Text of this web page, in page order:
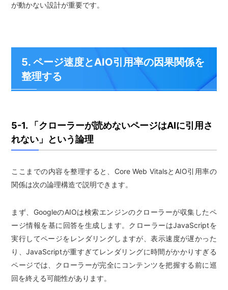
が動かない設計が重要です。
5. ページ速度とAIO引用率の因果関係を
整理する
5-1. 「クローラーが読めないページはAIに引用さ
れない」という論理
ここまでの内容を整理すると、Core Web VitalsとAIO引用率の
関係は次の論理構造で説明できます。
まず、GoogleのAIOは検索エンジンのクローラーが収集したペ
ージ情報を基に回答を生成します。クローラーはJavaScriptを
実行してページをレンダリングしますが、表示速度が遅かった
り、JavaScriptが重すぎてレンダリングに時間がかかりすぎる
ページでは、クローラーが完全にコンテンツを把握する前に巡
回を終える可能性があります。